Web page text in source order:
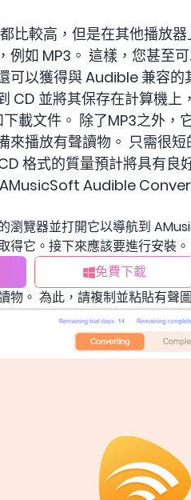
比較高，但是在其他播放
例如 MP3。 這樣，您甚至
可以獲得與 Audible 兼容的
CD 並將其保存在計算機上
載文件。 除了MP3之外
來播放有聲讀物。 只需很
格式的質量預計將具有良
AMusicSoft Audible
瀏覽器並打開它以導航到
得它。接下來應該要進行安裝。
免費下載
物。 為此，請複制並粘貼有聲